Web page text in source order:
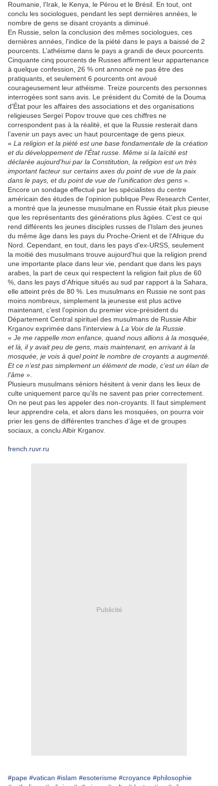
Roumanie, l'Irak, le Kenya, le Pérou et le Brésil. En tout, ont
conclu les sociologues, pendant les sept dernières années, le
nombre de gens se disant croyants a diminué.
En Russie, selon la conclusion des mêmes sociologues, ces
dernières années, l'indice de la piété dans le pays a baissé de 2
pourcents. L’athéisme dans le pays a grandi de deux pourcents.
Cinquante cinq pourcents de Russes affirment leur appartenance
à quelque confession, 26 % ont annoncé ne pas être des
pratiquants, et seulement 6 pourcents ont avoué
courageusement leur athéisme. Treize pourcents des personnes
interrogées sont sans avis. Le président du Comité de la Douma
d'État pour les affaires des associations et des organisations
religieuses Sergeï Popov trouve que ces chiffres ne
correspondent pas à la réalité, et que la Russie resterait dans
l’avenir un pays avec un haut pourcentage de gens pieux.
« La religion et la piété est une base fondamentale de la création
et du développement de l'État russe. Même si la laïcité est
déclarée aujourd'hui par la Constitution, la religion est un très
important facteur sur certains axes du point de vue de la paix
dans le pays, et du point de vue de l’unification des gens ».
Encore un sondage effectué par les spécialistes du centre
américain des études de l'opinion publique Pew Research Center,
a montré que la jeunesse musulmane en Russie était plus pieuse
que les représentants des générations plus âgées. C’est ce qui
rend différents les jeunes disciples russes de l'Islam des jeunes
du même âge dans les pays du Proche-Orient et de l'Afrique du
Nord. Cependant, en tout, dans les pays d'ex-URSS, seulement
la moitié des musulmans trouve aujourd'hui que la religion prend
une importante place dans leur vie, pendant que dans les pays
arabes, la part de ceux qui respectent la religion fait plus de 60
%, dans les pays d'Afrique situés au sud par rapport à la Sahara,
elle atteint près de 80 %. Les musulmans en Russie ne sont pas
moins nombreux, simplement la jeunesse est plus active
maintenant, c’est l’opinion du premier vice-président du
Département Central spirituel des musulmans de Russie Albir
Krganov exprimée dans l'interview à La Voix de la Russie
« Je me rappelle mon enfance, quand nous allions à la mosquée,
et là, il y avait peu de gens, mais maintenant, en arrivant à la
mosquée, je vois à quel point le nombre de croyants a augmenté.
Et ce n’est pas simplement un élément de mode, c’est un élan de
l'âme ».
Plusieurs musulmans séniors hésitent à venir dans les lieux de
culte uniquement parce qu’ils ne savent pas prier correctement.
On ne peut pas les appeler des non-croyants. II faut simplement
leur apprendre cela, et alors dans les mosquées, on pourra voir
prier les gens de différentes tranches d’âge et de groupes
sociaux, a conclu Albir Krganov.
french.ruvr.ru
Publicité
#pape #vatican #islam #esoterisme #croyance #philosophie